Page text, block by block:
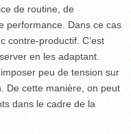
de routine, de
performance. Dans ce cas
contre-productif. C’est
en les adaptant.
peu de tension sur
De cette manière, on peut
dans le cadre de la